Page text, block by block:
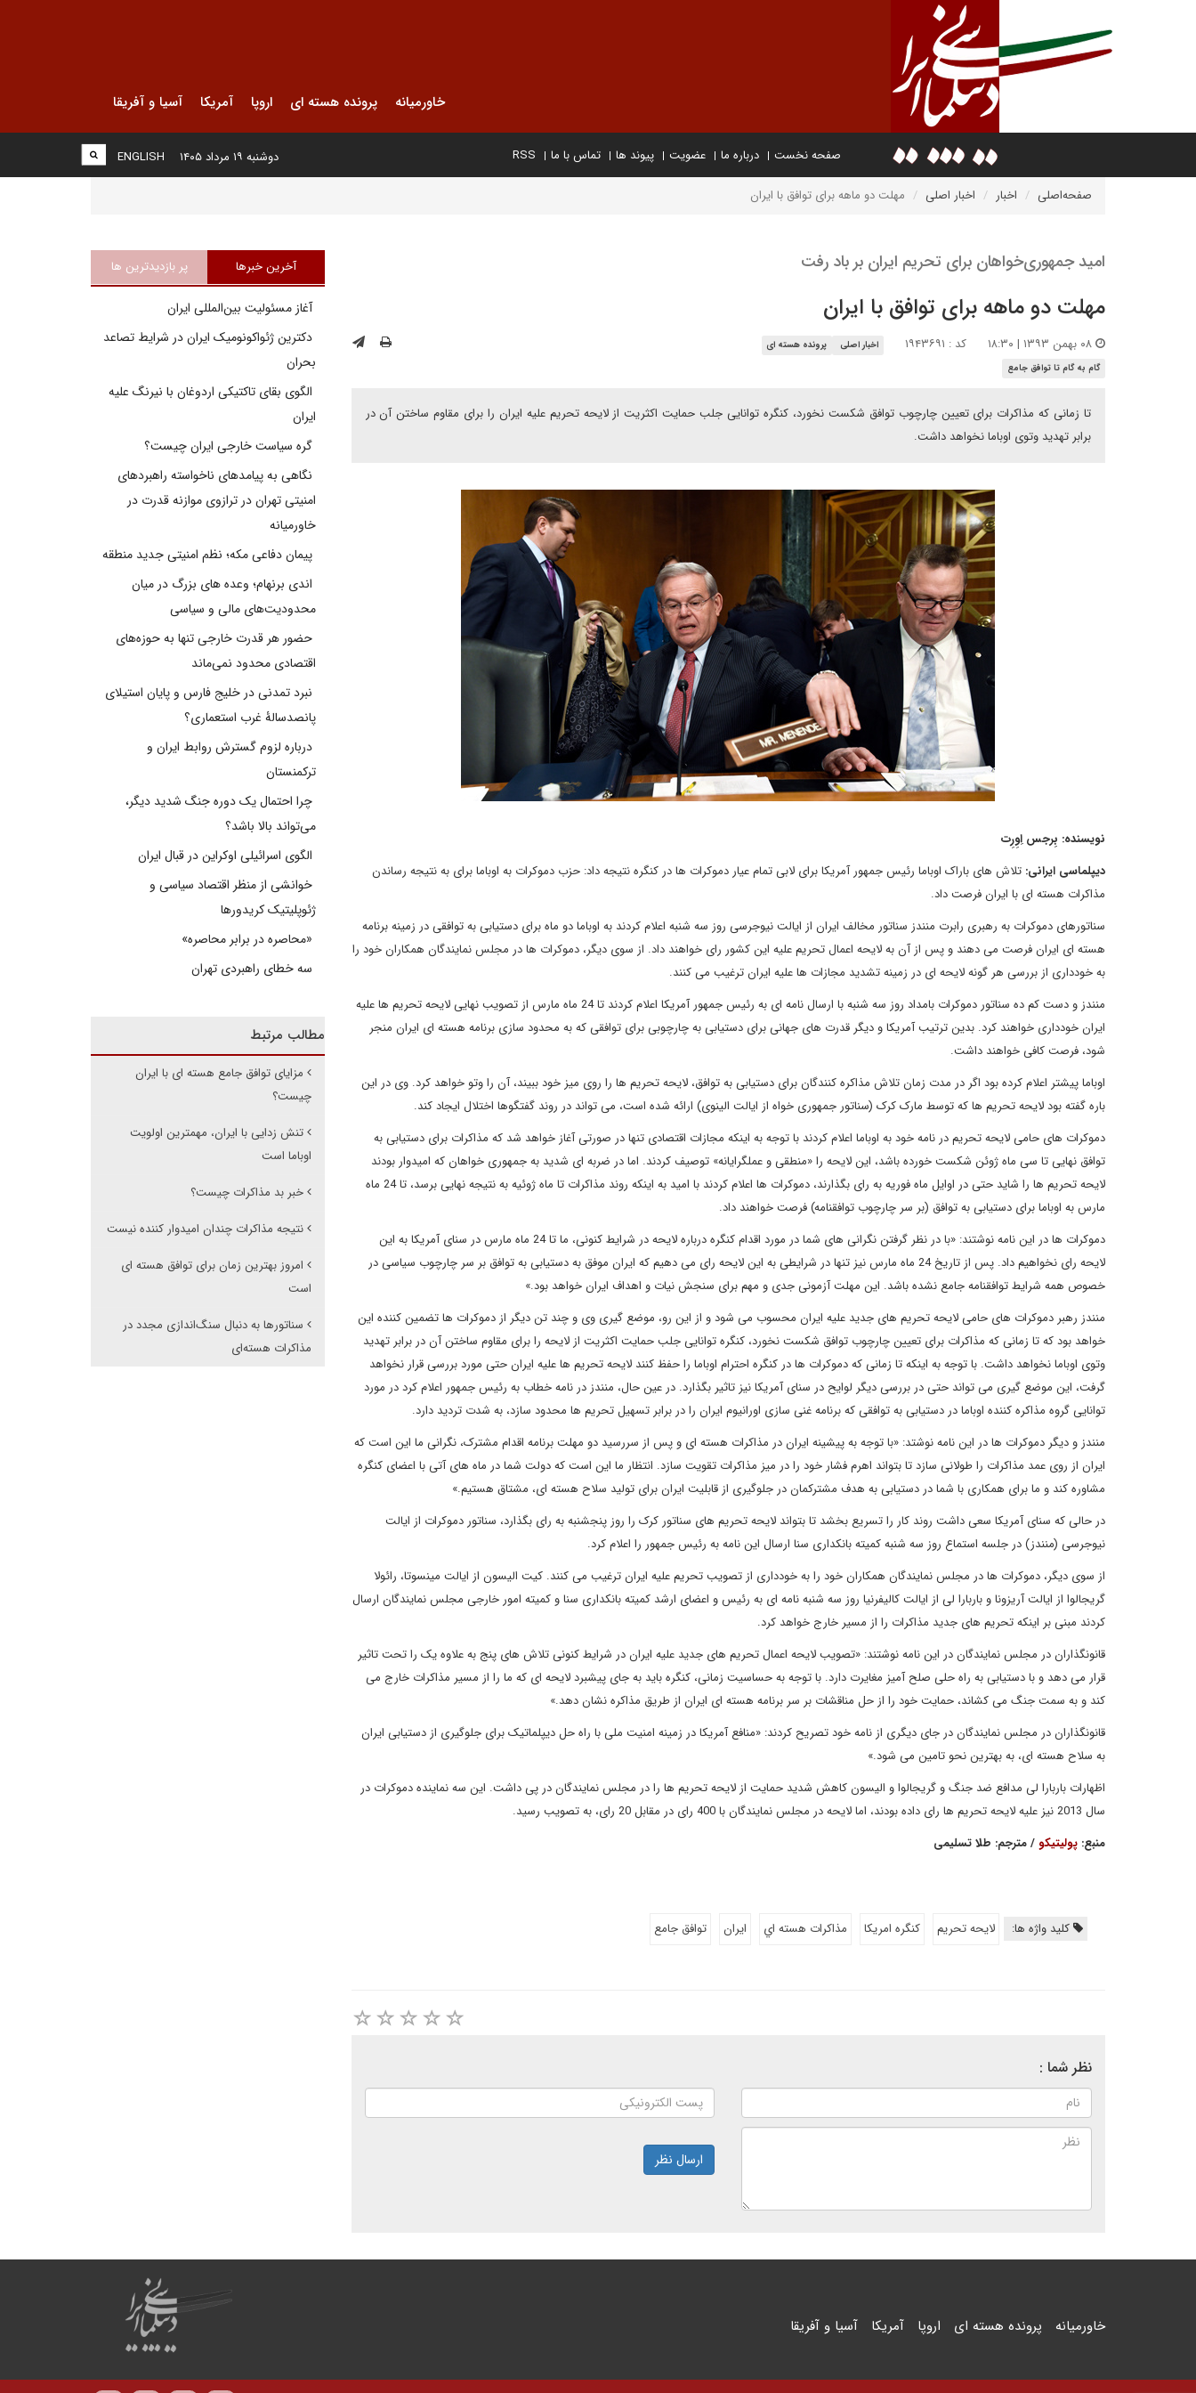
خاورمیانه پرونده هسته ای اروپا آمریکا آسیا و آفریقا
صفحه نخست درباره ما عضویت پیوند ها تماس با ما RSS
ENGLISH دوشنبه ۱۹ مرداد ۱۴۰۵
صفحه‌اصلی اخبار اخبار اصلی مهلت دو ماهه برای توافق با ایران
امید جمهوری‌خواهان برای تحریم ایران بر باد رفت
مهلت دو ماهه برای توافق با ایران
کد : ۱۹۴۳۶۹۱ اخبار اصلی
پرونده هسته ای
گام به گام تا توافق جامع
تا زمانی که مذاکرات برای تعیین چارچوب توافق شکست نخورد، کنگره توانایی جلب حمایت اکثریت از لایحه تحریم علیه ایران را برای مقاوم ساختن آن در
برابر تهدید وتوی اوباما نخواهد داشت.
نویسنده: بِرجس اِوِرِت
دیپلماسی ایرانی: تلاش های باراک اوباما رئیس جمهور آمریکا برای لابی تمام عیار دموکرات ها در کنگره نتیجه داد: حزب دموکرات به اوباما برای به نتیجه رساندن
مذاکرات هسته ای با ایران فرصت داد.
سناتورهای دموکرات به رهبری رابرت منندز سناتور مخالف ایران از ایالت نیوجرسی روز سه شنبه اعلام کردند به اوباما دو ماه برای دستیابی به توافقی در زمینه برنامه
هسته ای ایران فرصت می دهند و پس از آن به لایحه اعمال تحریم علیه این کشور رای خواهند داد. از سوی دیگر، دموکرات ها در مجلس نمایندگان همکاران خود را
به خودداری از بررسی هر گونه لایحه ای در زمینه تشدید مجازات ها علیه ایران ترغیب می کنند.
منندز و دست کم ده سناتور دموکرات بامداد روز سه شنبه با ارسال نامه ای به رئیس جمهور آمریکا اعلام کردند تا 24 ماه مارس از تصویب نهایی لایحه تحریم ها علیه
ایران خودداری خواهند کرد. بدین ترتیب آمریکا و دیگر قدرت های جهانی برای دستیابی به چارچوبی برای توافقی که به محدود سازی برنامه هسته ای ایران منجر
شود، فرصت کافی خواهند داشت.
اوباما پیشتر اعلام کرده بود اگر در مدت زمان تلاش مذاکره کنندگان برای دستیابی به توافق، لایحه تحریم ها را روی میز خود ببیند، آن را وتو خواهد کرد. وی در این
باره گفته بود لایحه تحریم ها که توسط مارک کرک (سناتور جمهوری خواه از ایالت الینوی) ارائه شده است، می تواند در روند گفتگوها اختلال ایجاد کند.
دموکرات های حامی لایحه تحریم در نامه خود به اوباما اعلام کردند با توجه به اینکه مجازات اقتصادی تنها در صورتی آغاز خواهد شد که مذاکرات برای دستیابی به
توافق نهایی تا سی ماه ژوئن شکست خورده باشد، این لایحه را «منطقی و عملگرایانه» توصیف کردند. اما در ضربه ای شدید به جمهوری خواهان که امیدوار بودند
لایحه تحریم ها را شاید حتی در اوایل ماه فوریه به رای بگذارند، دموکرات ها اعلام کردند با امید به اینکه روند مذاکرات تا ماه ژوئیه به نتیجه نهایی برسد، تا 24 ماه
مارس به اوباما برای دستیابی به توافق (بر سر چارچوب توافقنامه) فرصت خواهند داد.
دموکرات ها در این نامه نوشتند: «با در نظر گرفتن نگرانی های شما در مورد اقدام کنگره درباره لایحه در شرایط کنونی، ما تا 24 ماه مارس در سنای آمریکا به این
لایحه رای نخواهیم داد. پس از تاریخ 24 ماه مارس نیز تنها در شرایطی به این لایحه رای می دهیم که ایران موفق به دستیابی به توافق بر سر چارچوب سیاسی در
خصوص همه شرایط توافقنامه جامع نشده باشد. این مهلت آزمونی جدی و مهم برای سنجش نیات و اهداف ایران خواهد بود.»
منندز رهبر دموکرات های حامی لایحه تحریم های جدید علیه ایران محسوب می شود و از این رو، موضع گیری وی و چند تن دیگر از دموکرات ها تضمین کننده این
خواهد بود که تا زمانی که مذاکرات برای تعیین چارچوب توافق شکست نخورد، کنگره توانایی جلب حمایت اکثریت از لایحه را برای مقاوم ساختن آن در برابر تهدید
وتوی اوباما نخواهد داشت. با توجه به اینکه تا زمانی که دموکرات ها در کنگره احترام اوباما را حفظ کنند لایحه تحریم ها علیه ایران حتی مورد بررسی قرار نخواهد
گرفت، این موضع گیری می تواند حتی در بررسی دیگر لوایح در سنای آمریکا نیز تاثیر بگذارد. در عین حال، منندز در نامه خطاب به رئیس جمهور اعلام کرد در مورد
توانایی گروه مذاکره کننده اوباما در دستیابی به توافقی که برنامه غنی سازی اورانیوم ایران را در برابر تسهیل تحریم ها محدود سازد، به شدت تردید دارد.
منندز و دیگر دموکرات ها در این نامه نوشتد: «با توجه به پیشینه ایران در مذاکرات هسته ای و پس از سررسید دو مهلت برنامه اقدام مشترک، نگرانی ما این است که
ایران از روی عمد مذاکرات را طولانی سازد تا بتواند اهرم فشار خود را در میز مذاکرات تقویت سازد. انتظار ما این است که دولت شما در ماه های آتی با اعضای کنگره
مشاوره کند و ما برای همکاری با شما در دستیابی به هدف مشترکمان در جلوگیری از قابلیت ایران برای تولید سلاح هسته ای، مشتاق هستیم.»
در حالی که سنای آمریکا سعی داشت روند کار را تسریع بخشد تا بتواند لایحه تحریم های سناتور کرک را روز پنجشنبه به رای بگذارد، سناتور دموکرات از ایالت
نیوجرسی (منندز) در جلسه استماع روز سه شنبه کمیته بانکداری سنا ارسال این نامه به رئیس جمهور را اعلام کرد.
از سوی دیگر، دموکرات ها در مجلس نمایندگان همکاران خود را به خودداری از تصویب تحریم علیه ایران ترغیب می کنند. کیت الیسون از ایالت مینسوتا، رائولا
گریجالوا از ایالت آریزونا و باربارا لی از ایالت کالیفرنیا روز سه شنبه نامه ای به رئیس و اعضای ارشد کمیته بانکداری سنا و کمیته امور خارجی مجلس نمایندگان ارسال
کردند مبنی بر اینکه تحریم های جدید مذاکرات را از مسیر خارج خواهد کرد.
قانونگذاران در مجلس نمایندگان در این نامه نوشتند: «تصویب لایحه اعمال تحریم های جدید علیه ایران در شرایط کنونی تلاش های پنج به علاوه یک را تحت تاثیر
قرار می دهد و با دستیابی به راه حلی صلح آمیز مغایرت دارد. با توجه به حساسیت زمانی، کنگره باید به جای پیشبرد لایحه ای که ما را از مسیر مذاکرات خارج می
کند و به سمت جنگ می کشاند، حمایت خود را از حل مناقشات بر سر برنامه هسته ای ایران از طریق مذاکره نشان دهد.»
قانونگذاران در مجلس نمایندگان در جای دیگری از نامه خود تصریح کردند: «منافع آمریکا در زمینه امنیت ملی با راه حل دیپلماتیک برای جلوگیری از دستیابی ایران
به سلاح هسته ای، به بهترین نحو تامین می شود.»
اظهارات باربارا لی مدافع ضد جنگ و گریجالوا و الیسون کاهش شدید حمایت از لایحه تحریم ها را در مجلس نمایندگان در پی داشت. این سه نماینده دموکرات در
سال 2013 نیز علیه لایحه تحریم ها رای داده بودند، اما لایحه در مجلس نمایندگان با 400 رای در مقابل 20 رای، به تصویب رسید.
منبع: پولیتیکو / مترجم: طلا تسلیمی
کلید واژه ها: لايحه تحريم كنگره امریکا مذاكرات هسته اي ايران توافق جامع
نظر شما :
ارسال نظر
آخرین خبرها پر بازدیدترین ها
آغاز مسئولیت بین‌المللی ایران
دکترین ژئواکونومیک ایران در شرایط تصاعد
بحران
الگوی بقای تاکتیکی اردوغان با نیرنگ علیه
ایران
گره سیاست خارجی ایران چیست؟
نگاهی به پیامدهای ناخواسته راهبردهای
امنیتی تهران در ترازوی موازنه قدرت در
خاورمیانه
پیمان دفاعی مکه؛ نظم امنیتی جدید منطقه
اندی برنهام؛ وعده های بزرگ در میان
محدودیت‌های مالی و سیاسی
حضور هر قدرت خارجی تنها به حوزه‌های
اقتصادی محدود نمی‌ماند
نبرد تمدنی در خلیج فارس و پایان استیلای
پانصدسالۀ غرب استعماری؟
درباره لزوم گسترش روابط ایران و
ترکمنستان
چرا احتمال یک دوره جنگ شدید دیگر،
می‌تواند بالا باشد؟
الگوی اسرائیلی اوکراین در قبال ایران
خوانشی از منظر اقتصاد سیاسی و
ژئوپلیتیک کریدورها
«محاصره در برابر محاصره»
سه خطای راهبردی تهران
مطالب مرتبط
مزایای توافق جامع هسته ای با ایران
چیست؟
تنش زدایی با ایران، مهمترین اولویت
اوباما است
خبر بد مذاکرات چیست؟
نتیجه مذاکرات چندان امیدوار کننده نیست
امروز بهترین زمان برای توافق هسته ای
است
سناتورها به دنبال سنگ‌اندازی مجدد در
مذاکرات هسته‌ای
خاورمیانه پرونده هسته ای اروپا آمریکا آسیا و آفریقا